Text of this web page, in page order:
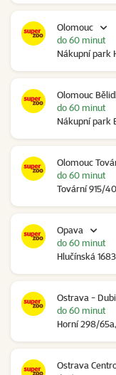
Olomouc
Nákupní park
do 60 minut
Olomouc
Nákupní park
do 60 minut
Olomouc
Tovární 915/
do 60 minut
Opava
Hlučínská
do 60 minut
Ostrava -
Horní 298/
do 60 minut
Ostrava